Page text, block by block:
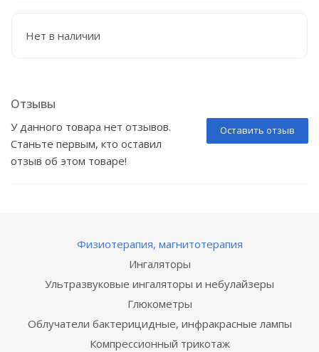
Нет в наличии
Отзывы
Оставить отзыв
У данного товара нет отзывов.
Станьте первым, кто оставил
отзыв об этом товаре!
Физиотерапия, магнитотерапия
Ингаляторы
Ультразвуковые ингаляторы и небулайзеры
Глюкометры
Облучатели бактерицидные, инфракрасные лампы
Компрессионный трикотаж